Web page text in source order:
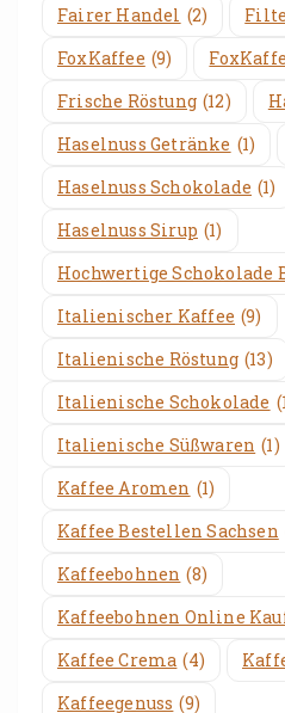
Fairer Handel (2)
FoxKaffee (9)
Frische Röstung (12)
Haselnuss Getränke (1)
Haselnuss Schokolade (1)
Haselnuss Sirup (1)
Hochwertige Schokolade
Italienischer Kaffee (9)
Italienische Röstung (13)
Italienische Schokolade
Italienische Süßwaren (1)
Kaffee Aromen (1)
Kaffee Bestellen Sachsen
Kaffeebohnen (8)
Kaffeebohnen Online
Kaffee Crema (4)
Kaffeegenuss (9)